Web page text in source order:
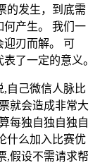
的发生，到底需
何产生。 我们一
迎刃而解。 可
了一定的意义。
自己微信人脉比
就会造成非常大
每独自独自独自
什么加入比赛优
,假设不需请求帮